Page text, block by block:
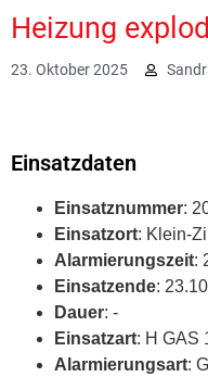
Heizung
23. Oktober 2025
Einsatzdaten
Einsatznummer:
Einsatzort: Klein-
Alarmierungszeit:
Einsatzende:
Dauer: -
Einsatzart: H GAS
Alarmierungsart: